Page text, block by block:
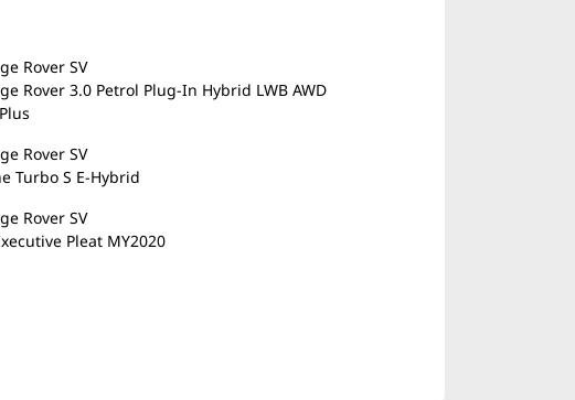
Rover SV
Rover 3.0 Petrol Plug-In Hybrid LWB AWD
Rover SV
Turbo S E-Hybrid
Rover SV
Pleat MY2020